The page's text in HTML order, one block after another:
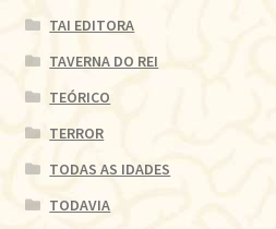
TAI EDITORA
TAVERNA DO REI
TEÓRICO
TERROR
TODAS AS IDADES
TODAVIA